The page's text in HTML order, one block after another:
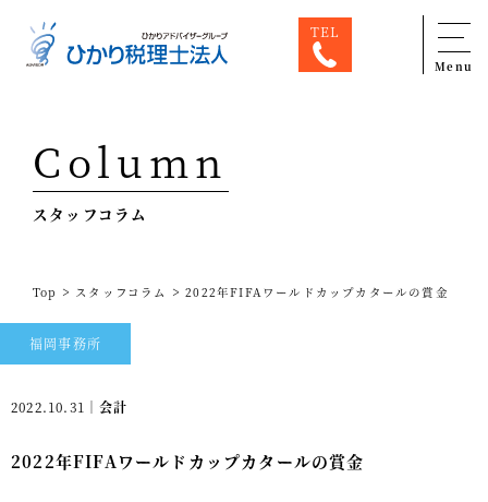
TEL
Menu
専門家一覧
ひかり税理士法人について
税務顧問料金表
Column
スタッフコラム
Top > スタッフコラム >2022年FIFAワールドカップカタールの賞金
福岡事務所
2022.10.31｜会計
2022年FIFAワールドカップカタールの賞金